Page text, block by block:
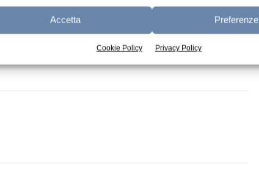
Accetta Preferenze
Cookie Policy Privacy Policy
dei formaggi a livello regionale,